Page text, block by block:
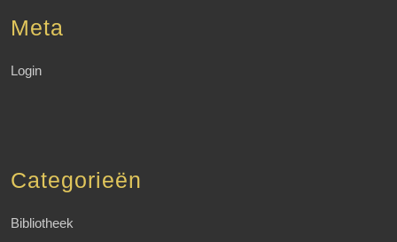
Meta
Login
Categorieën
Bibliotheek